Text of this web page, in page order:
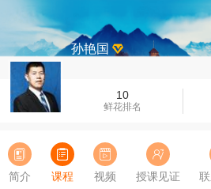
10
鲜花排名
孙艳国
简介 课程 视频 授课见证